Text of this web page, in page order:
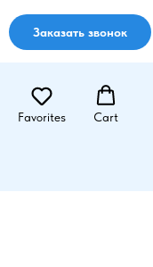
Заказать звонок
Favorites Cart